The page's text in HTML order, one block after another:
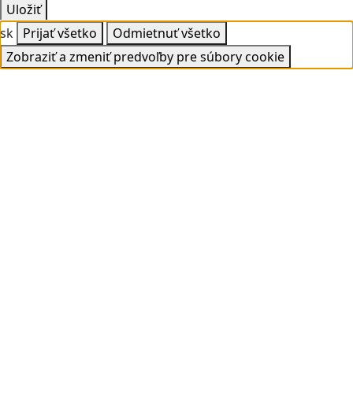
Uložiť
sk Prijať všetko
Odmietnuť všetko
Zobraziť a zmeniť predvoľby pre súbory cookie